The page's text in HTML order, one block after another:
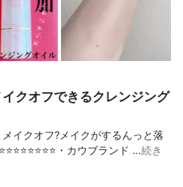
クオフできるクレンジング
イクオフ?メイクがするんっと落
・カウブランド …続き